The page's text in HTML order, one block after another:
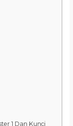
1 Dan Kunci